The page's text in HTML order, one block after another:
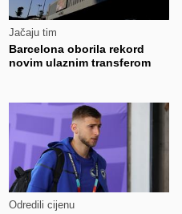
Jačaju tim
Barcelona oborila rekord
novim ulaznim transferom
Odredili cijenu